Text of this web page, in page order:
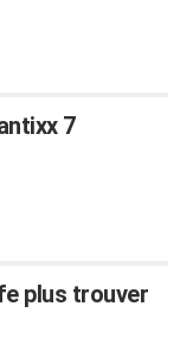
7
plus trouver